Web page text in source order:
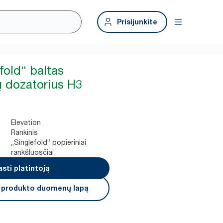
Prisijunkite
baltas
dozatorius H3
Elevation
Rankinis
„Singlefold“ popieriniai
rankšluosčiai
platintoją
duomenų lapą